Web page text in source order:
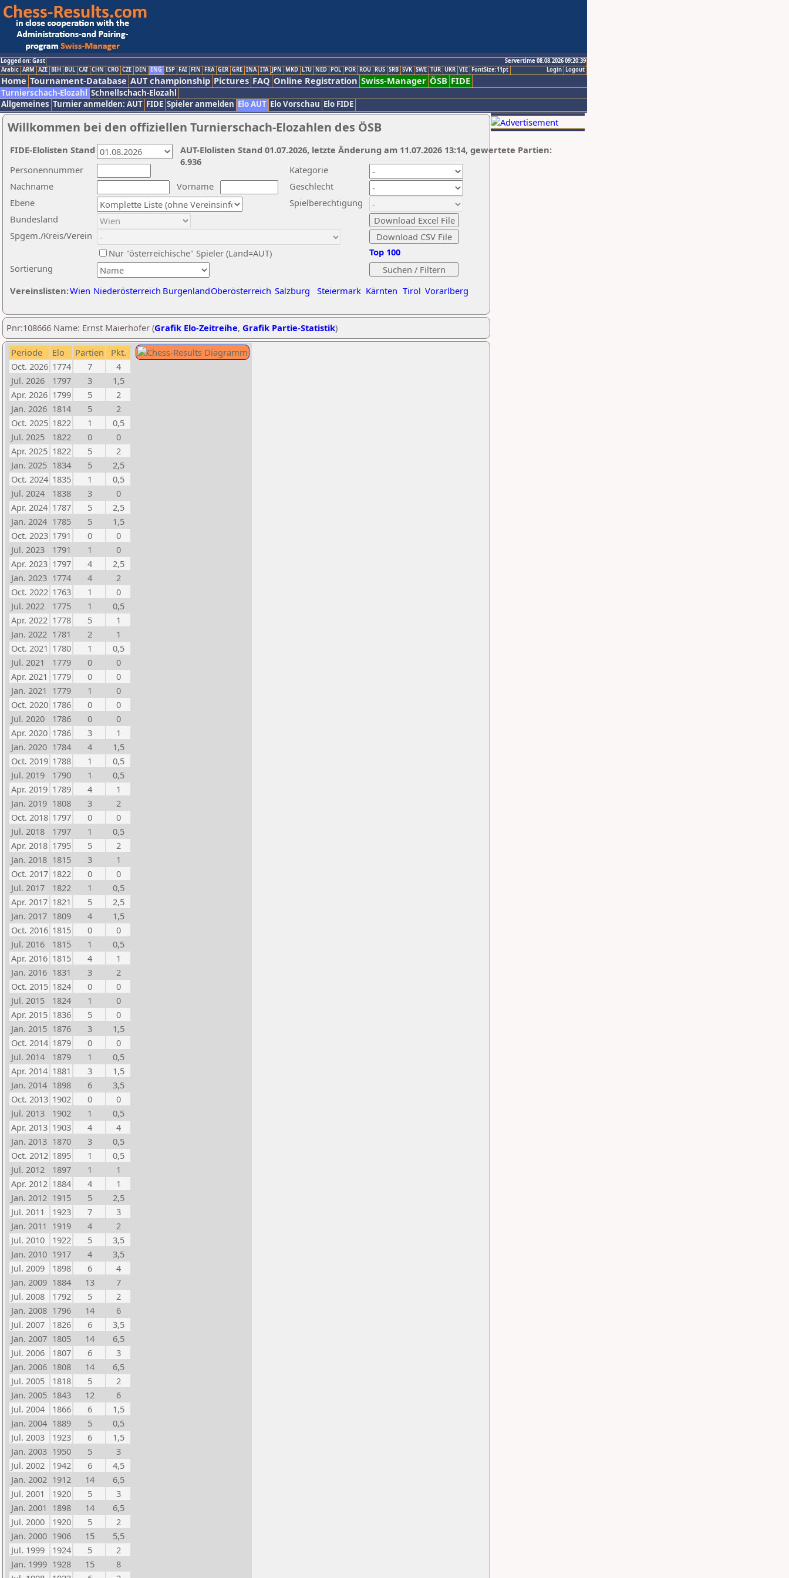
Logged on: Gast
Servertime 08.08.2026 09:20:39
Logout
Login
Arabic ARM AZE BIH BUL CAT CHN CRO CZE DEN ENG ESP FAI FIN FRA GER GRE INA ITA JPN MKD LTU NED POL POR ROU RUS SRB SVK SWE TUR UKR VIE FontSize:11pt
Home Tournament-Database AUT championship Pictures FAQ Online Registration Swiss-Manager ÖSB FIDE
Turnierschach-Elozahl Schnellschach-Elozahl
Allgemeines Turnier anmelden: AUT FIDE Spieler anmelden Elo AUT Elo Vorschau Elo FIDE
Willkommen bei den offiziellen Turnierschach-Elozahlen des ÖSB
Nachname
Vorname
Ebene
Kategorie
Sortierung
Personennummer
Bundesland
Spgem./Kreis/Verein
Geschlecht
Nur "österreichische" Spieler (Land=AUT)
Spielberechtigung
Vereinslisten:Wien Niederösterreich BurgenlandOberösterreich Salzburg Steiermark Kärnten Tirol Vorarlberg
Top 100
AUT-Elolisten Stand 01.07.2026, letzte Änderung am 11.07.2026 13:14, gewertete Partien:
6.936
FIDE-Elolisten Stand
Pnr:108666 Name: Ernst Maierhofer (Grafik Elo-Zeitreihe, Grafik Partie-Statistik)
Periode Elo Partien
Pkt.
Oct. 2026 1774 7
4
Jul. 2026
1797 3
1,5
Apr. 2026 1799 5
2
Jan. 2026 1814 5
2
Oct. 2025 1822 1
0,5
Jul. 2025
1822 0
0
Apr. 2025 1822 5
2
Jan. 2025 1834 5
2,5
Oct. 2024 1835 1
0,5
Jul. 2024
1838 3
0
Apr. 2024 1787 5
2,5
Jan. 2024 1785 5
1,5
Oct. 2023 1791 0
0
Jul. 2023
1791 1
0
Apr. 2023 1797 4
2,5
Jan. 2023 1774 4
2
Oct. 2022 1763 1
0
Jul. 2022
1775 1
0,5
Apr. 2022 1778 5
1
Jan. 2022 1781 2
1
Oct. 2021 1780 1
0,5
Jul. 2021
1779 0
0
Apr. 2021 1779 0
0
Jan. 2021 1779 1
0
Oct. 2020 1786 0
0
Jul. 2020
1786 0
0
Apr. 2020 1786 3
1
Jan. 2020 1784 4
1,5
Oct. 2019 1788 1
0,5
Jul. 2019
1790 1
0,5
Apr. 2019 1789 4
1
Jan. 2019 1808 3
2
Oct. 2018 1797 0
0
Jul. 2018
1797 1
0,5
Apr. 2018 1795 5
2
Jan. 2018 1815 3
1
Oct. 2017 1822 0
0
Jul. 2017
1822 1
0,5
Apr. 2017 1821 5
2,5
Jan. 2017 1809 4
1,5
Oct. 2016 1815 0
0
Jul. 2016
1815 1
0,5
Apr. 2016 1815 4
1
Jan. 2016 1831 3
2
Oct. 2015 1824 0
0
Jul. 2015
1824 1
0
Apr. 2015 1836 5
0
Jan. 2015 1876 3
1,5
Oct. 2014 1879 0
0
Jul. 2014
1879 1
0,5
Apr. 2014 1881 3
1,5
Jan. 2014 1898 6
3,5
Oct. 2013 1902 0
0
Jul. 2013
1902 1
0,5
Apr. 2013 1903 4
4
Jan. 2013 1870 3
0,5
Oct. 2012 1895 1
0,5
Jul. 2012
1897 1
1
Apr. 2012 1884 4
1
Jan. 2012 1915 5
2,5
Jul. 2011
1923 7
3
Jan. 2011 1919 4
2
Jul. 2010
1922 5
3,5
Jan. 2010 1917 4
3,5
Jul. 2009
1898 6
4
Jan. 2009 1884 13
7
Jul. 2008
1792 5
2
Jan. 2008 1796 14
6
Jul. 2007
1826 6
3,5
Jan. 2007 1805 14
6,5
Jul. 2006
1807 6
3
Jan. 2006 1808 14
6,5
Jul. 2005
1818 5
2
Jan. 2005 1843 12
6
Jul. 2004
1866 6
1,5
Jan. 2004 1889 5
0,5
Jul. 2003
1923 6
1,5
Jan. 2003 1950 5
3
Jul. 2002
1942 6
4,5
Jan. 2002 1912 14
6,5
Jul. 2001
1920 5
3
Jan. 2001 1898 14
6,5
Jul. 2000
1920 5
2
Jan. 2000 1906 15
5,5
Jul. 1999
1924 5
2
Jan. 1999 1928 15
8